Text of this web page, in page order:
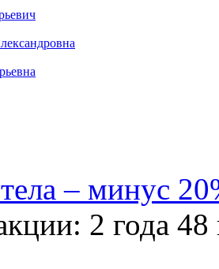
– минус
2 года 48